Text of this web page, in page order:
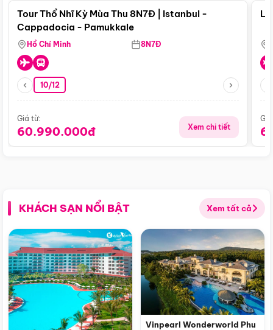
Tour Thổ Nhĩ Kỳ Mùa Thu 8N7Đ | Istanbul -
Cappadocia - Pamukkale
Hồ Chí Minh 8N7Đ
10/12
Giá từ:
60.990.000đ Xem chi tiết
KHÁCH SẠN NỔI BẬT Xem tất cả
Vinpearl Wonderworld Phu